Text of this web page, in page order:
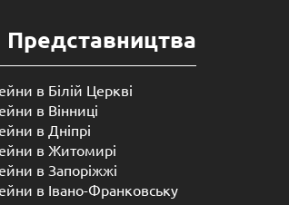
Представництва
в Білій Церкві
в Вінниці
в Дніпрі
в Житомирі
в Запоріжжі
в Івано-Франковську